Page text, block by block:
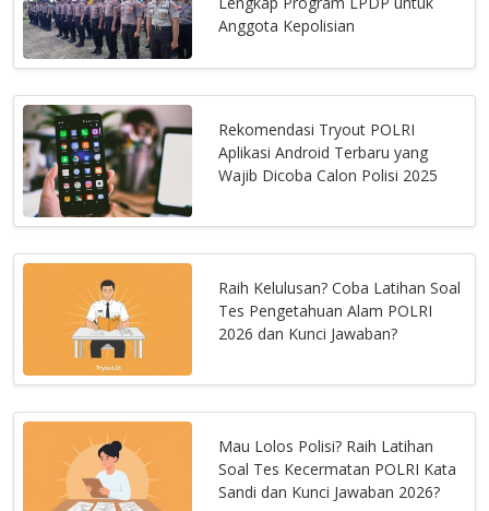
Anggota Kepolisian
Rekomendasi Tryout POLRI
Aplikasi Android Terbaru yang
Wajib Dicoba Calon Polisi 2025
Raih Kelulusan? Coba Latihan Soal
Tes Pengetahuan Alam POLRI
2026 dan Kunci Jawaban?
Mau Lolos Polisi? Raih Latihan
Soal Tes Kecermatan POLRI Kata
Sandi dan Kunci Jawaban 2026?